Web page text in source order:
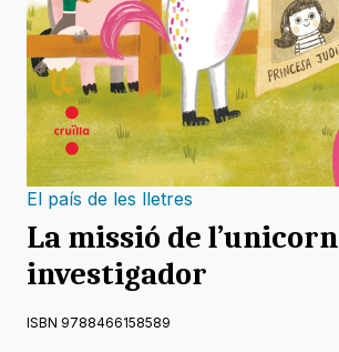
El país de les lletres
La missió de l’unicorn
investigador
ISBN 9788466158589